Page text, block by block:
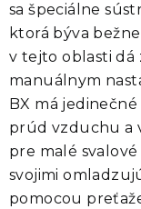
sa špeciálne
ktorá býva
v tejto oblasti dá
manuálnym
BX má jedinečné
prúd vzduchu a
pre malé svalové
svojimi
pomocou